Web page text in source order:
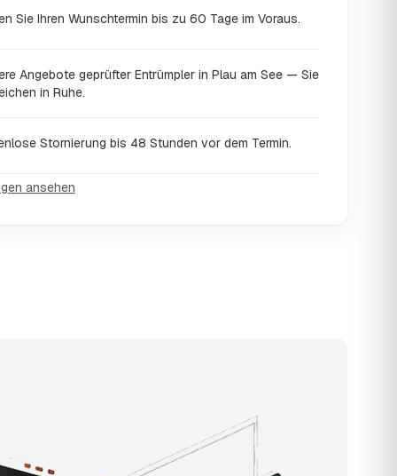
Sie Ihren Wunschtermin bis zu 60 Tage im Voraus.
Angebote geprüfter Entrümpler in Plau am See — Sie
in Ruhe.
Stornierung bis 48 Stunden vor dem Termin.
ansehen